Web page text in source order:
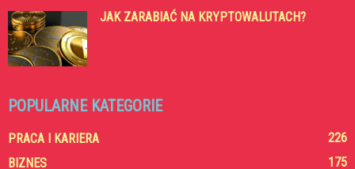
JAK ZARABIAĆ NA KRYPTOWALUTACH?
POPULARNE KATEGORIE
PRACA I KARIERA
226
BIZNES
175